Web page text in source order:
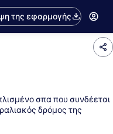
της εφαρμογής
σπα που συνδέεται
δρόμος της